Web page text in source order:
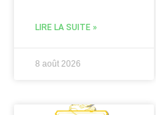
LIRE LA SUITE »
8 août 2026